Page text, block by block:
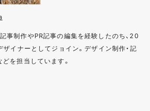
事制作やPR記事の編集を経験したのち、20
イナーとしてジョイン。デザイン制作・記
を担当しています。